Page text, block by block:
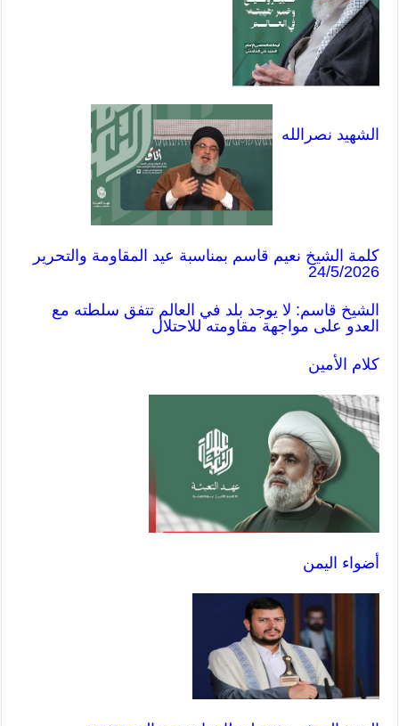
الشهيد نصرالله
كلمة الشيخ نعيم قاسم بمناسبة عيد المقاومة والتحرير
24/5/2026
الشيخ قاسم: لا يوجد بلد في العالم تتفق سلطته مع
العدو على مواجهة مقاومته للاحتلال
كلام الأمين
أضواء اليمن